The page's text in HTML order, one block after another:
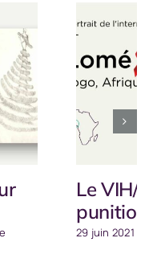
Le VIH/
punition
29 juin 2021